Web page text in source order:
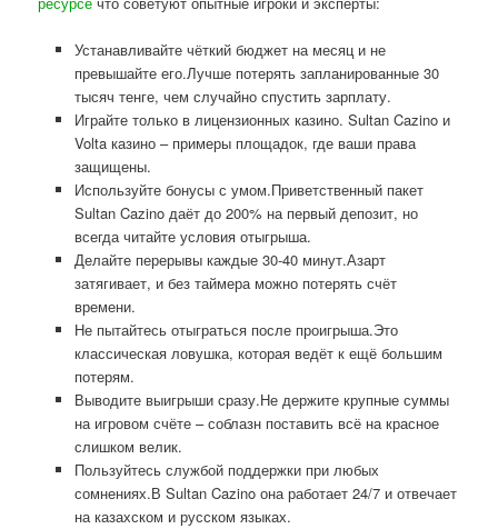
Устанавливайте чёткий бюджет на месяц и не
превышайте его.Лучше потерять запланированные 30
тысяч тенге, чем случайно спустить зарплату.
Играйте только в лицензионных казино. Sultan Cazino и
Volta казино – примеры площадок, где ваши права
защищены.
Используйте бонусы с умом.Приветственный пакет
Sultan Cazino даёт до 200% на первый депозит, но
всегда читайте условия отыгрыша.
Делайте перерывы каждые 30-40 минут.Азарт
затягивает, и без таймера можно потерять счёт
времени.
Не пытайтесь отыграться после проигрыша.Это
классическая ловушка, которая ведёт к ещё большим
потерям.
Выводите выигрыши сразу.Не держите крупные суммы
на игровом счёте – соблазн поставить всё на красное
слишком велик.
Пользуйтесь службой поддержки при любых
сомнениях.В Sultan Cazino она работает 24/7 и отвечает
на казахском и русском языках.